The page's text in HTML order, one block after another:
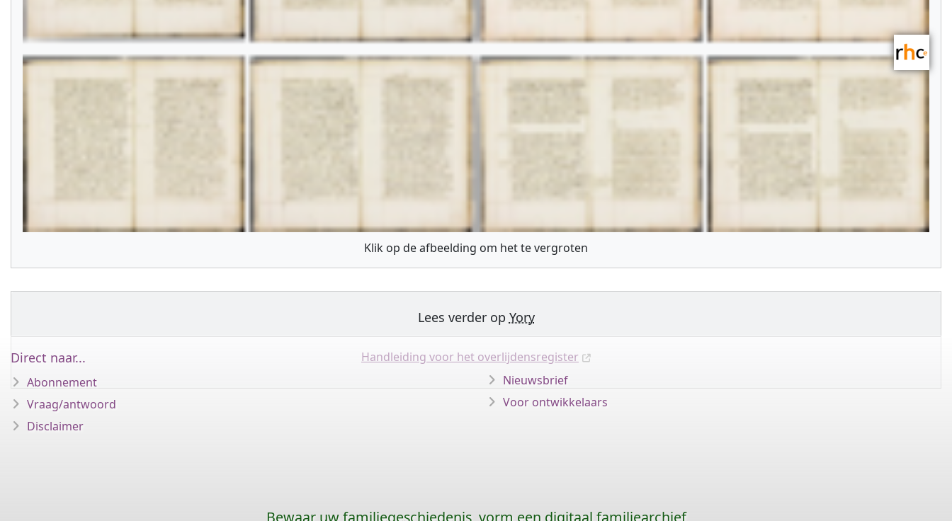
Klik op de afbeelding om het te vergroten
Lees verder op Yory
Handleiding voor het overlijdensregister
Direct naar...
Abonnement
Vraag/antwoord
Disclaimer
Nieuwsbrief
Voor ontwikkelaars
Bewaar uw familiegeschiedenis, vorm een digitaal familiearchief